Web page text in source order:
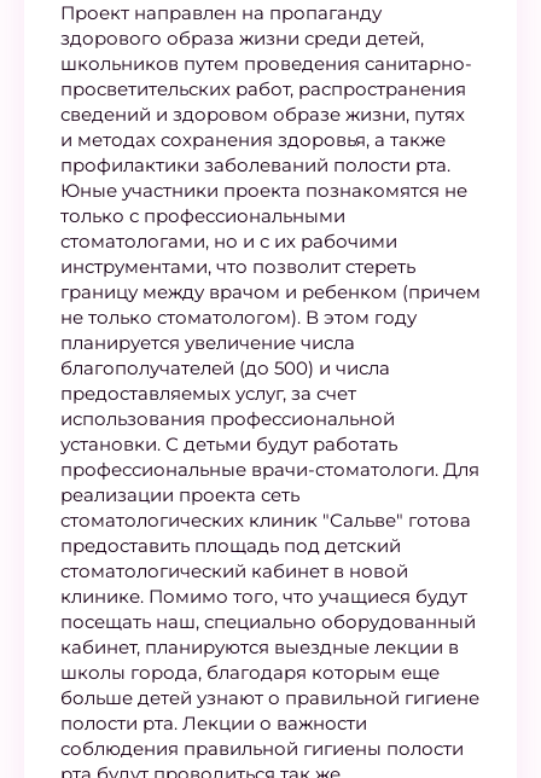
Проект направлен на пропаганду
здорового образа жизни среди детей,
школьников путем проведения санитарно-
просветительских работ, распространения
сведений и здоровом образе жизни, путях
и методах сохранения здоровья, а также
профилактики заболеваний полости рта.
Юные участники проекта познакомятся не
только с профессиональными
стоматологами, но и с их рабочими
инструментами, что позволит стереть
границу между врачом и ребенком (причем
не только стоматологом). В этом году
планируется увеличение числа
благополучателей (до 500) и числа
предоставляемых услуг, за счет
использования профессиональной
установки. С детьми будут работать
профессиональные врачи-стоматологи. Для
реализации проекта сеть
стоматологических клиник "Сальве" готова
предоставить площадь под детский
стоматологический кабинет в новой
клинике. Помимо того, что учащиеся будут
посещать наш, специально оборудованный
кабинет, планируются выездные лекции в
школы города, благодаря которым еще
больше детей узнают о правильной гигиене
полости рта. Лекции о важности
соблюдения правильной гигиены полости